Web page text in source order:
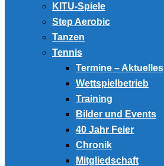
KITU-Spiele
Step Aerobic
Tanzen
Tennis
Termine – Aktuelles
Wettspielbetrieb
Training
Bilder und Events
40 Jahr Feier
Chronik
Mitgliedschaft